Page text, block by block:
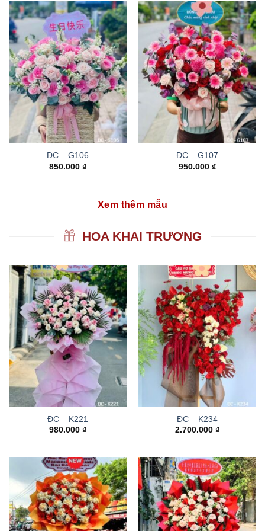
ĐC – G106
850.000 ₫
ĐC – G107
950.000 ₫
Xem thêm mẫu
HOA KHAI TRƯƠNG
ĐC – K221
980.000 ₫
ĐC – K234
2.700.000 ₫